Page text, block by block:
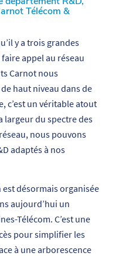
Télécom &
y a trois grandes
appel au réseau
Carnot nous
haut niveau dans de
c’est un véritable atout
largeur du spectre des
nous pouvons
adaptés à nos
désormais organisée
aujourd’hui un
Télécom. C’est une
pour simplifier les
à une arborescence